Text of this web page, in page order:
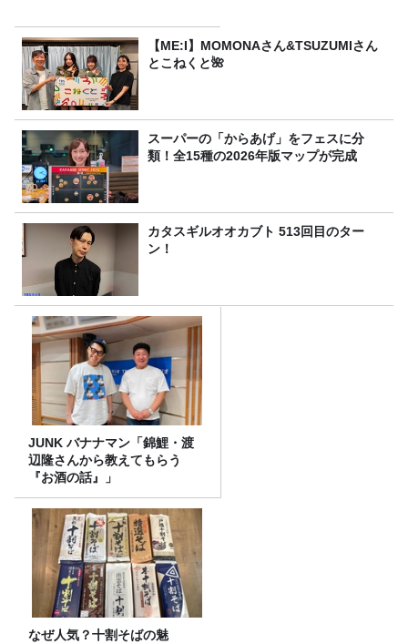
【ME:I】MOMONAさん&TSUZUMIさん
とこねくと🌺
スーパーの「からあげ」をフェスに分
類！全15種の2026年版マップが完成
カタスギルオオカブト 513回目のター
ン！
JUNK バナナマン「錦鯉・渡
辺隆さんから教えてもらう
『お酒の話』」
なぜ人気？十割そばの魅